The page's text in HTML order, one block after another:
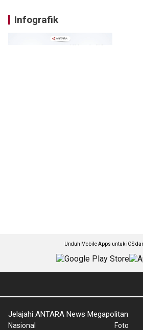
Infografik
Unduh Mobile Apps untuk iOS
Jelajahi ANTARA News Megapolitan
Nasional
Foto